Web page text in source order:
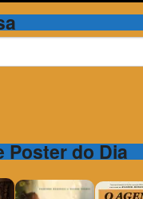
Poster do Dia